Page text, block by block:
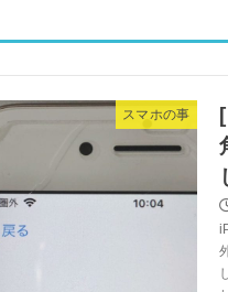
スマホの事